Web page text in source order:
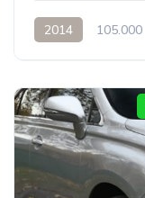
2014 105.000